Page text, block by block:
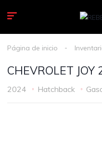
Página de inicio
CHEVROLET JOY
2024 Hatchback